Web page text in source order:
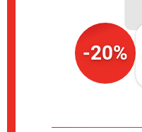
-20%